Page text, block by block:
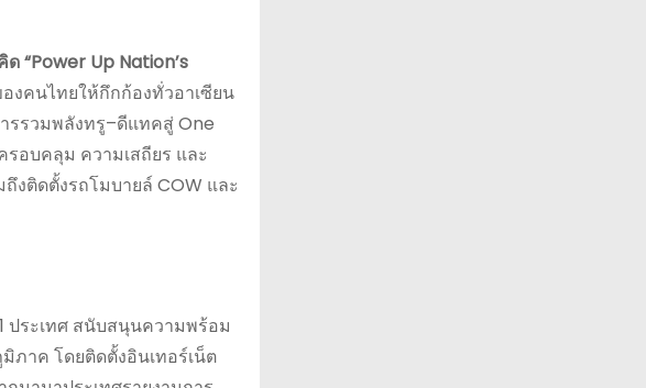
“Power Up Nation’s
งคนไทยให้กึกก้องทั่วอาเซียน
รรวมพลังทรู–ดีแทคสู่ One
อบคลุม ความเสถียร และ
ติดตั้งรถโมบายล์ COW และ
ประเทศ สนับสนุนความพร้อม
ภาค โดยติดตั้งอินเทอร์เน็ต